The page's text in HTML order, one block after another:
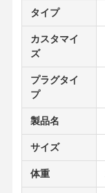
タイプ
カスタマイ
ズ
プラグタイ
プ
製品名
サイズ
体重